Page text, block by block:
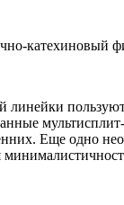
катехиновый
Еще одно